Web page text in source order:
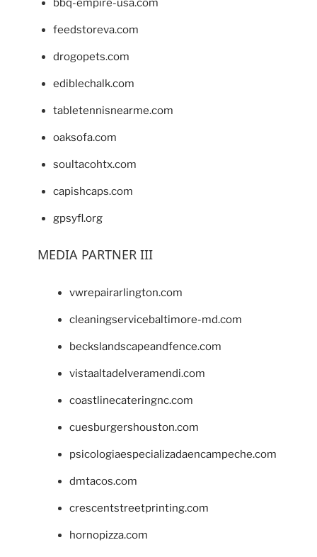
bbq-empire-usa.com
feedstoreva.com
drogopets.com
ediblechalk.com
tabletennisnearme.com
oaksofa.com
soultacohtx.com
capishcaps.com
gpsyfl.org
MEDIA PARTNER III
vwrepairarlington.com
cleaningservicebaltimore-md.com
beckslandscapeandfence.com
vistaaltadelveramendi.com
coastlinecateringnc.com
cuesburgershouston.com
psicologiaespecializadaencampeche.com
dmtacos.com
crescentstreetprinting.com
hornopizza.com